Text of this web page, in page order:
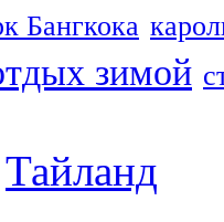
Бангкока
зимой
Тайланд